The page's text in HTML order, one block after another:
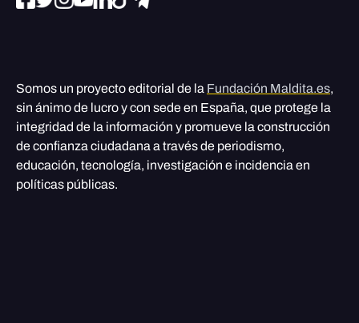
Somos un proyecto editorial de la Fundación Maldita.es,
sin ánimo de lucro y con sede en España, que protege la
integridad de la información y promueve la construcción
de confianza ciudadana a través de periodismo,
educación, tecnología, investigación e incidencia en
políticas públicas.